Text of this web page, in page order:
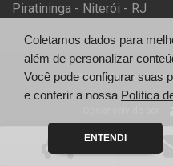
Piratininga - Niterói - RJ
© Interclassicos -
Coletamos dados para
além de personalizar
Você pode configurar suas
e conferir a nossa Política
ENTENDI